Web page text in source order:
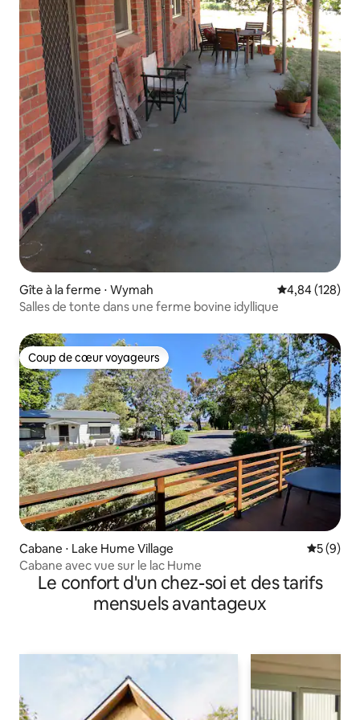
Gîte à la ferme ⋅ Wymah Évaluation
4,84 (128)
Salles de tonte dans une ferme bovine idyllique
Coup de cœur voyageurs
Coup de cœur voyageurs
Cabane ⋅ Lake Hume Village
5 (9)
Cabane avec vue sur le lac Hume
Le confort d'un chez-soi et des tarifs
mensuels avantageux